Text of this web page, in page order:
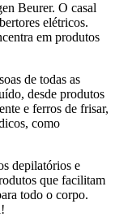
Beurer. O casal
elétricos.
em produtos
de todas as
desde produtos
e ferros de frisar,
como
depilatórios e
que facilitam
todo o corpo.